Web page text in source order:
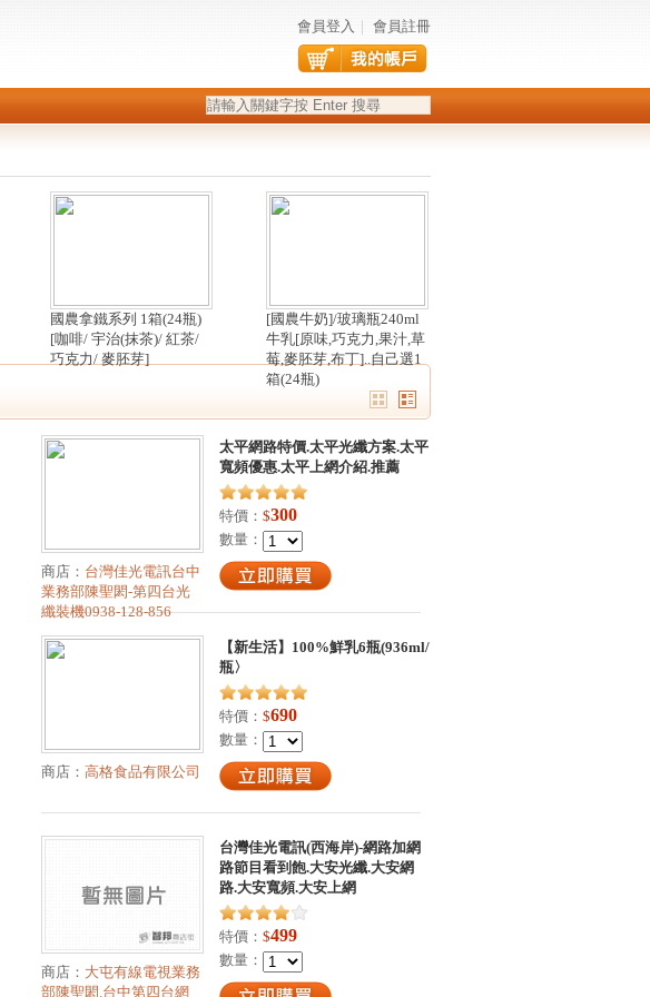
會員登入 會員註冊
國農拿鐵系列 1箱(24瓶)
[咖啡/ 宇治(抹茶)/ 紅茶/
巧克力/ 麥胚芽]
[國農牛奶]/玻璃瓶240ml
牛乳[原味,巧克力,果汁,草
莓,麥胚芽,布丁]..自己選1
箱(24瓶)
商店： 台灣佳光電訊台中
業務部陳聖閎-第四台光
纖裝機0938-128-856
太平網路特價.太平光纖方案.太平
寬頻優惠.太平上網介紹.推薦
特價： $300
數量：
商店： 高格食品有限公司
【新生活】100%鮮乳6瓶(936ml/
瓶〉
特價： $690
數量：
商店： 大屯有線電視業務
部陳聖閎.台中第四台網
台灣佳光電訊(西海岸)-網路加網
路節目看到飽.大安光纖.大安網
路.大安寬頻.大安上網
特價： $499
數量：